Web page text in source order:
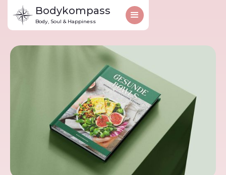
Bodykompass
Body, Soul & Happiness